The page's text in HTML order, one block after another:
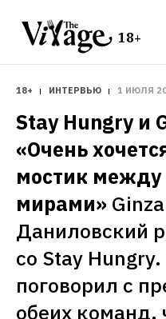
18+
18+ ИНТЕРВЬЮ 1 ИЮЛЯ
Stay Hungry и
«Очень
мостик
мирами»
Даниловский
со Stay
поговорил с
обеих команд,